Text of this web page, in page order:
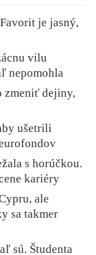
je jasný,
vilu
nepomohla
zmeniť dejiny,
ušetrili
s horúčkou.
kariéry
ale
sa takmer
sú. Študenta